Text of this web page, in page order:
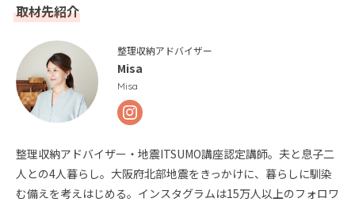
取材先紹介
Misa
整理収納アドバイザー
Misa
整理収納アドバイザー・地震ITSUMO講座認定講師。夫と息子二
人との4人暮らし。大阪府北部地震をきっかけに、暮らしに馴染
む備えを考えはじめる。インスタグラムは15万人以上のフォロワ